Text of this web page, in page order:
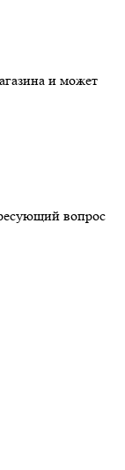
и может
вопрос